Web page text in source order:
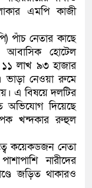
এমপি কাজী
পাঁচ নেতার কাছে
আবাসিক হোটেল
১১ লাখ ৯৩ হাজার
ভাড়া নেওয়া রুমে
এ বিষয়ে দলটির
অভিযোগ দিয়েছে
খন্দকার রুহুল
কয়েকডজন নেতা
নারীদের
জড়িত থাকারও